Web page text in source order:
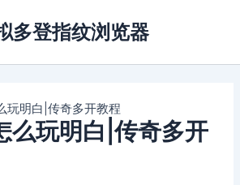
多登指纹浏览器
玩明白|传奇多开教程
么玩明白|传奇多开